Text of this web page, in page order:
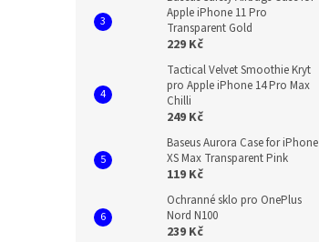
Apple iPhone 11 Pro
Transparent Gold
229 Kč
Tactical Velvet Smoothie Kryt
pro Apple iPhone 14 Pro Max
Chilli
249 Kč
Baseus Aurora Case for iPhone
XS Max Transparent Pink
119 Kč
Ochranné sklo pro OnePlus
Nord N100
239 Kč